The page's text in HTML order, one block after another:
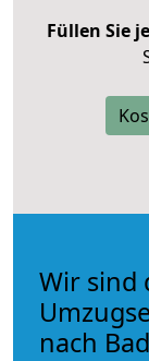
Füllen Sie
Wir sind
nach